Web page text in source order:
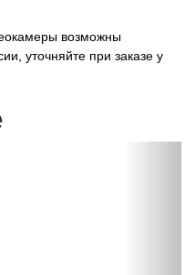
возможны
уточняйте при заказе у